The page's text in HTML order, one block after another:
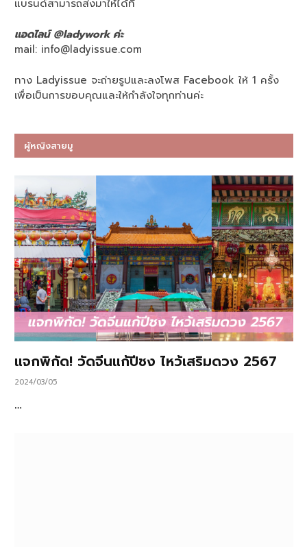
แบรนด์สามารถส่งมาให้ได้ที่
แอดไลน์ @ladywork ค่ะ
mail: info@ladyissue.com
ทาง Ladyissue จะถ่ายรูปและลงโพส Facebook ให้ 1 ครั้ง
เพื่อเป็นการขอบคุณและให้กำลังใจทุกท่านค่ะ
ผู้หญิงสายมู
แจกพิกัด! วัดจีนแก้ปีชง ไหว้เสริมดวง 2567
2024/03/05
…